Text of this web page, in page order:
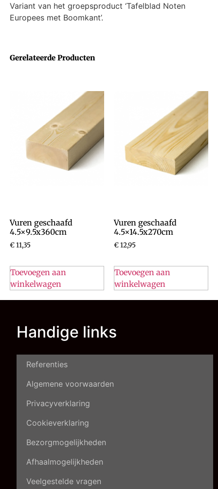
Gerelateerde Producten
Vuren geschaafd
4.5×9.5x360cm
€11,35
Toevoegen aan
winkelwagen
Vuren geschaafd
4.5×14.5x270cm
€12,95
Toevoegen aan
winkelwagen
Variant van het groepsproduct ‘Tafelblad Noten
Europees met Boomkant’.
Handige links
Referenties
Algemene voorwaarden
Privacyverklaring
Cookieverklaring
Bezorgmogelijkheden
Afhaalmogelijkheden
Veelgestelde vragen